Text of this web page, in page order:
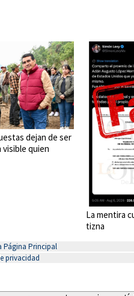
dejan de ser
visible quien
La mentira
tizna
Página Principal
privacidad